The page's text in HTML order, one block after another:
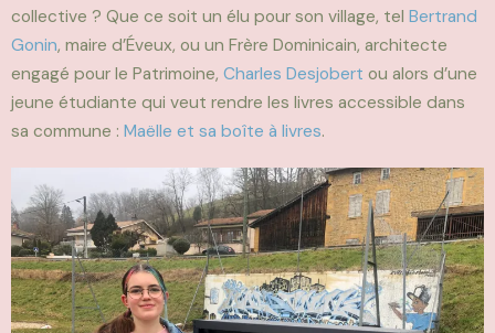
collective ? Que ce soit un élu pour son village, tel Bertrand
Gonin, maire d’Éveux, ou un Frère Dominicain, architecte
engagé pour le Patrimoine, Charles Desjobert ou alors d’une
jeune étudiante qui veut rendre les livres accessible dans
sa commune : Maëlle et sa boîte à livres.